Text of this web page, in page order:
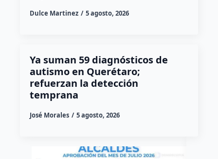
Dulce Martinez 5 agosto, 2026
Ya suman 59 diagnósticos de
autismo en Querétaro;
refuerzan la detección
temprana
José Morales 5 agosto, 2026